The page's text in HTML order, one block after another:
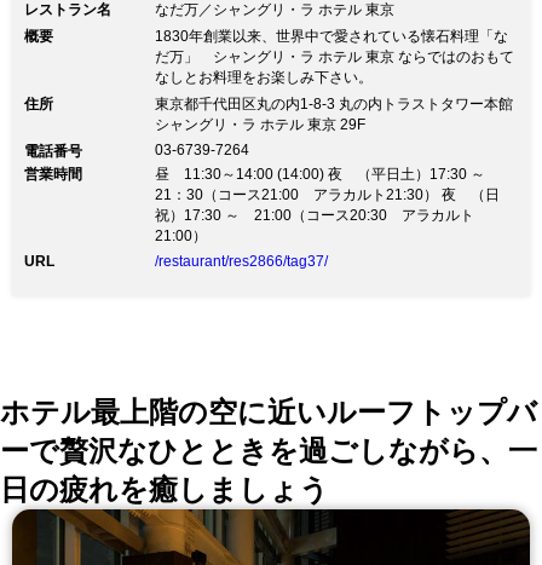
レストラン名
なだ万／シャングリ・ラ ホテル 東京
概要
1830年創業以来、世界中で愛されている懐石料理「な
だ万」 シャングリ・ラ ホテル 東京 ならではのおもて
なしとお料理をお楽しみ下さい。
住所
東京都千代田区丸の内1-8-3 丸の内トラストタワー本館
シャングリ・ラ ホテル 東京 29F
電話番号
03-6739-7264
営業時間
昼 11:30～14:00 (14:00) 夜 （平日土）17:30 ～
21：30（コース21:00 アラカルト21:30） 夜 （日
祝）17:30 ～ 21:00（コース20:30 アラカルト
21:00）
URL
/restaurant/res2866/tag37/
ホテル最上階の空に近いルーフトップバ
ーで贅沢なひとときを過ごしながら、一
日の疲れを癒しましょう